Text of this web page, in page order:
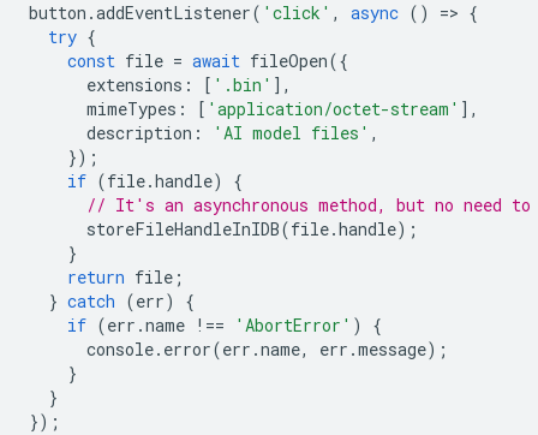
button .addEventListener( 'click' , async () => {
try {
const file = await fileOpen({
extensions : [ '.bin' ],
mimeTypes : [ 'application/octet-stream' ],
description : 'AI model files' ,
});
if (file.handle)
{
// It's an asynchronous method, but no need
storeFileHandleInIDB(file.handle);
}
return file ;
} catch (err)
{
if (err .name !== 'AbortError' )
{
console. error(err .name, err .message);
}
}
});